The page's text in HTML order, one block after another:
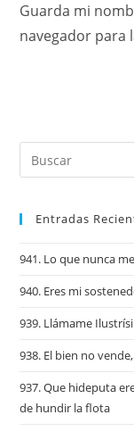
Guarda mi
navegador para
Entradas
941. Lo que nunca
940. Eres mi
939. Llámame
938. El bien no
937. Que hideputa
de hundir la flota